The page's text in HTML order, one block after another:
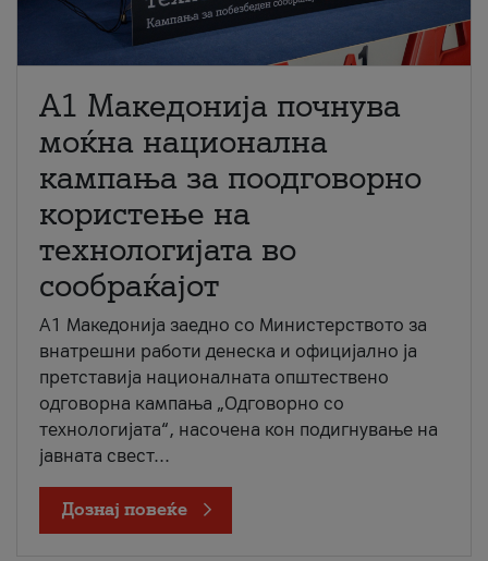
A1 Македонија почнува
моќна национална
кампања за поодговорно
користење на
технологијата во
сообраќајот
A1 Македонија заедно со Министерството за
внатрешни работи денеска и официјално ја
претставија националната општествено
одговорна кампања „Одговорно со
технологијата“, насочена кон подигнување на
јавната свест...
Дознај повеќе